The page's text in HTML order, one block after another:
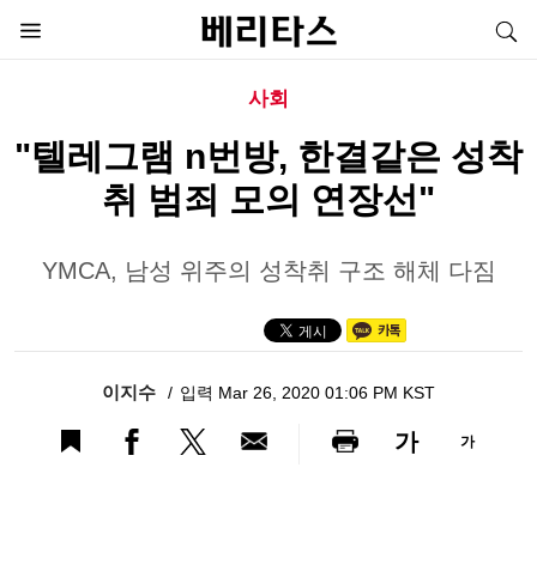
사회
"텔레그램 n번방, 한결같은 성착
취 범죄 모의 연장선"
YMCA, 남성 위주의 성착취 구조 해체 다짐
이지수 입력 Mar 26, 2020 01:06 PM KST
가 가